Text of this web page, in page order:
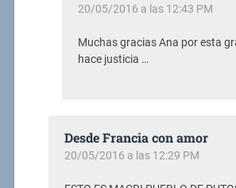
20/05/2016 a las 12:43 PM
Muchas gracias Ana por esta
hace justicia …
Desde Francia con amor
20/05/2016 a las 12:29 PM